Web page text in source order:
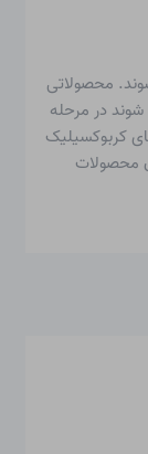
محصولاتی
در مرحله
کربوکسیلیک
محصولات